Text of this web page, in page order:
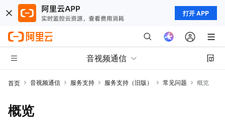
打开 APP
音视频通信
首页 音视频通信 服务支持 服务支持（旧版） 常见问题 概览
概览